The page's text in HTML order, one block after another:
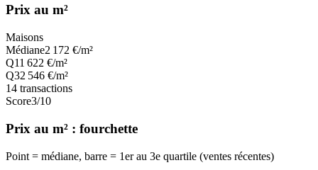
Prix au m²
Maisons
Médiane2 172 €/m²
Q11 622 €/m²
Q32 546 €/m²
14 transactions
Score3/10
Prix au m² : fourchette
Point = médiane, barre = 1er au 3e quartile (ventes récentes)